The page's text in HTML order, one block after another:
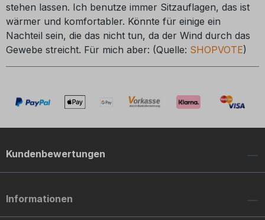
stehen lassen. Ich benutze immer Sitzauflagen, das ist
wärmer und komfortabler. Könnte für einige ein
Nachteil sein, die das nicht tun, da der Wind durch das
Gewebe streicht. Für mich aber: (Quelle: SHOPVOTE)
Kundenbewertungen
Informationen